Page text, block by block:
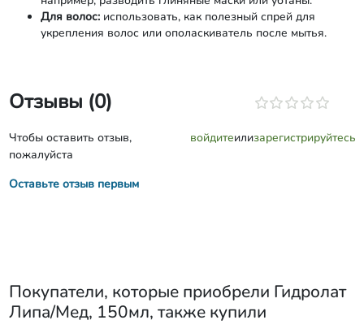
Для волос:использовать, как полезный спрей для
укрепления волос или ополаскиватель после мытья.
Отзывы (0)
Чтобы оставить отзыв,
пожалуйста
войдитеилизарегистрируйтесь
Оставьте отзыв первым
Покупатели, которые приобрели Гидролат
Липа/Мед, 150мл, также купили